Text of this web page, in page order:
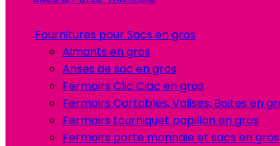
Fournitures pour Sacs en gros
Aimants en gros
Anses de sac en gros
Fermoirs Clic Clac en gros
Fermoirs Cartables, Valises, Boites en
Fermoirs tourniquet papillon en gros
Fermoirs porte monnaie et sacs en gros